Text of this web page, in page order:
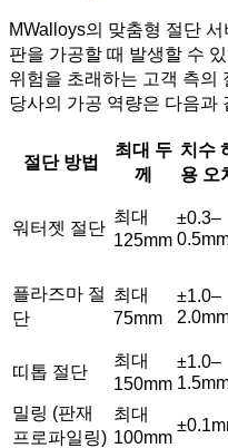
MWalloys의 맞춤형 절단
판을 가공할 때 발생할 수
위험을 초래하는 고객 측의
당사의 가공 역량은 다음과
절단 방법
최대 두
께
치수
용 오
워터젯 절단
최대
125mm
±0.3–
플라즈마 절
단
최대
75mm
±1.0–
띠톱 절단
최대
150mm
±1.0–
밀링 (판재
프로파일링)
최대
100mm